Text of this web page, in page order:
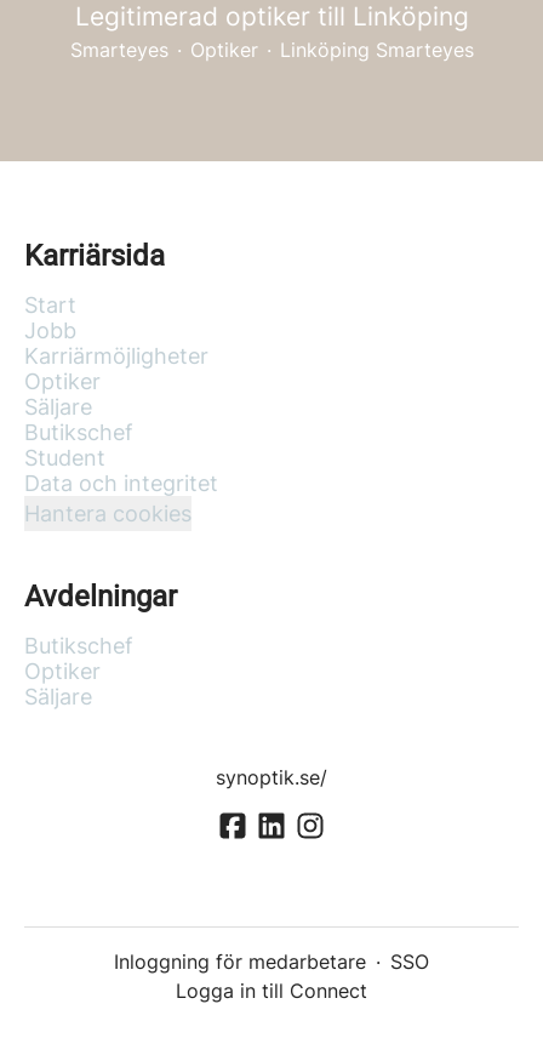
Legitimerad optiker till Linköping
Smarteyes · Optiker · Linköping Smarteyes
Karriärsida
Start
Jobb
Karriärmöjligheter
Optiker
Säljare
Butikschef
Student
Data och integritet
Hantera cookies
Avdelningar
Butikschef
Optiker
Säljare
synoptik.se/
Inloggning för medarbetare · SSO
Logga in till Connect